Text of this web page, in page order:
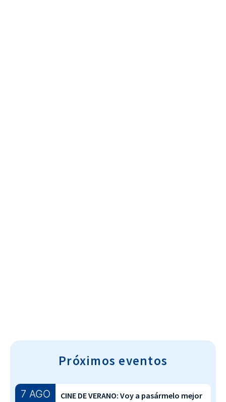
Próximos eventos
7 AGO CINE DE VERANO: Voy a pasármelo mejor